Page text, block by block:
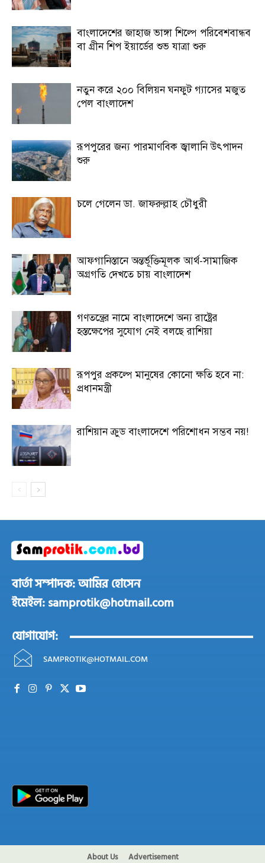
বাংলাদেশের জাহাজ ভাঙ্গা শিল্পে পরিবেশবান্ধব
বা গ্রীন শিপ ইয়ার্ডের শুভ যাত্রা শুরু
নতুন করে ২০০ বিলিয়ন ঘনফুট গ্যাসের মজুত
পেল বাংলাদেশ
রূপপুরের জন্য পারমাণবিক জ্বালানি উৎপাদন
শুরু
চলে গেলেন ডা. জাফরুল্লাহ চৌধুরী
আফগানিস্তানে অন্তর্ভূক্তিমূলক আর্থ-সামাজিক
অগ্রগতি দেখতে চায় বাংলাদেশ
গণতন্ত্রের নামে বাংলাদেশে অন্য রাষ্ট্রের
হস্তক্ষেপের সুযোগ নেই বলছে রাশিয়া
রূপপুর প্রকল্পে মানুষের কোনো ক্ষতি হবে না:
প্রধানমন্ত্রী
রাশিয়ান ক্রুড বাংলাদেশে পরিশোধন সম্ভব নয়!
বার্তা সম্পাদক: আমির হোসেন
ইমেইল: samprotik@hotmail.com
যোগাযোগ:
SAMPROTIK@HOTMAIL.COM
About Us Advertisement